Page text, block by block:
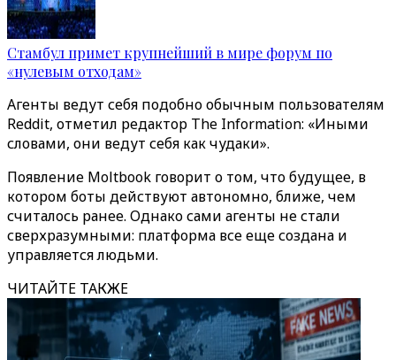
Стамбул примет крупнейший в мире форум по
«нулевым отходам»
Агенты ведут себя подобно обычным пользователям
Reddit, отметил редактор The Information: «Иными
словами, они ведут себя как чудаки».
Появление Moltbook говорит о том, что будущее, в
котором боты действуют автономно, ближе, чем
считалось ранее. Однако сами агенты не стали
сверхразумными: платформа все еще создана и
управляется людьми.
ЧИТАЙТЕ ТАКЖЕ